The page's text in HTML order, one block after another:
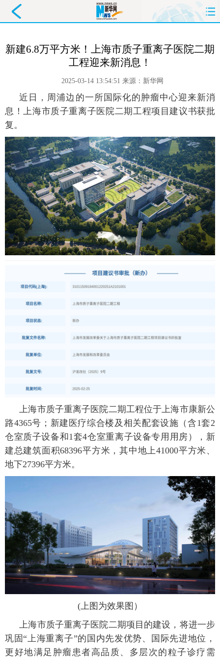
产经 金融
文化
体育 健康 图片 信息
廉政 原创 长三角
新建6.8万平方米！上海市质子重离子医院二期
工程迎来新消息！
2025-03-14 13:54:51 来源： 新华网
近日，周浦边的一所国际化的肿瘤中心迎来新消
息！上海市质子重离子医院二期工程项目建议书获批
复。
上海市质子重离子医院二期工程位于上海市康新公
路4365号；新建医疗综合楼及相关配套设施（含1套2
仓室质子设备和1 套4仓室重离子设备专用用房），新
建总建筑面积68396平方米，其中地上41000平方米、
地下27396平方米。
(上图为效果图）
上海市质子重离子医院二期项目的建设，将进一步
巩固“上海重离子”的国内先发优势、国际先进地位，
更好地满足肿瘤患者高品质、多层次的粒子诊疗需